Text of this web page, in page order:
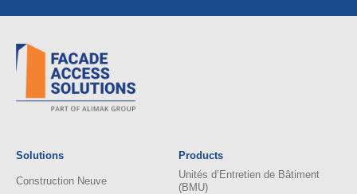
Solutions
Construction Neuve
Products
Unités d’Entretien de Bâtiment
(BMU)